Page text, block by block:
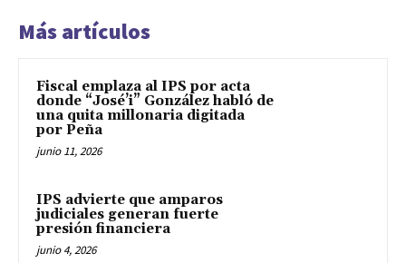
Más artículos
Fiscal emplaza al IPS por acta
donde “José’i” González habló de
una quita millonaria digitada
por Peña
junio 11, 2026
IPS advierte que amparos
judiciales generan fuerte
presión financiera
junio 4, 2026